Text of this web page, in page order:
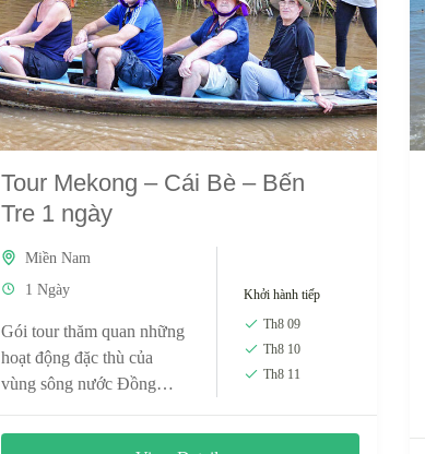
Tour Mekong – Cái Bè – Bến
Tre 1 ngày
Miền Nam
1 Ngày
Gói tour thăm quan những
hoạt động đặc thù của
vùng sông nước Đồng
một ngày.
Khởi hành tiếp
Th8 09
Th8 10
Th8 11